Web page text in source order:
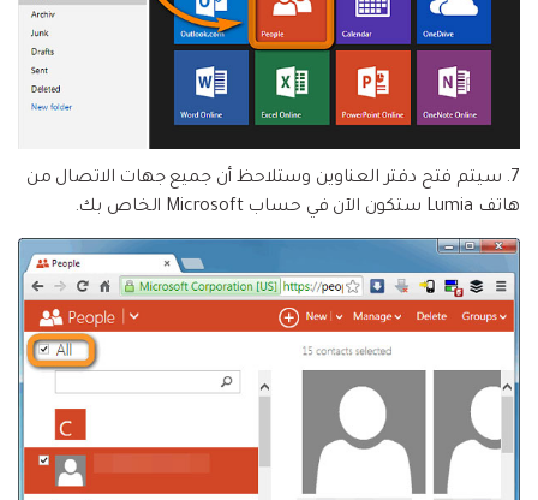
7. سيتم فتح دفتر العناوين وستلاحظ أن جميع جهات الاتصال من
هاتف Lumia ستكون الآن في حساب Microsoft الخاص بك.